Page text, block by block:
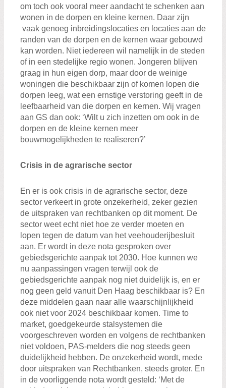
om toch ook vooral meer aandacht te schenken aan
wonen in de dorpen en kleine kernen. Daar zijn
vaak genoeg inbreidingslocaties en locaties aan de
randen van de dorpen en de kernen waar gebouwd
kan worden. Niet iedereen wil namelijk in de steden
of in een stedelijke regio wonen. Jongeren blijven
graag in hun eigen dorp, maar door de weinige
woningen die beschikbaar zijn of komen lopen die
dorpen leeg, wat een ernstige verstoring geeft in de
leefbaarheid van die dorpen en kernen. Wij vragen
aan GS dan ook: ‘Wilt u zich inzetten om ook in de
dorpen en de kleine kernen meer
bouwmogelijkheden te realiseren?’
Crisis in de agrarische sector
En er is ook crisis in de agrarische sector, deze
sector verkeert in grote onzekerheid, zeker gezien
de uitspraken van rechtbanken op dit moment. De
sector weet echt niet hoe ze verder moeten en
lopen tegen de datum van het veehouderijbesluit
aan. Er wordt in deze nota gesproken over
gebiedsgerichte aanpak tot 2030. Hoe kunnen we
nu aanpassingen vragen terwijl ook de
gebiedsgerichte aanpak nog niet duidelijk is, en er
nog geen geld vanuit Den Haag beschikbaar is? En
deze middelen gaan naar alle waarschijnlijkheid
ook niet voor 2024 beschikbaar komen. Time to
market, goedgekeurde stalsystemen die
voorgeschreven worden en volgens de rechtbanken
niet voldoen, PAS-melders die nog steeds geen
duidelijkheid hebben. De onzekerheid wordt, mede
door uitspraken van Rechtbanken, steeds groter. En
in de voorliggende nota wordt gesteld: ‘Met de